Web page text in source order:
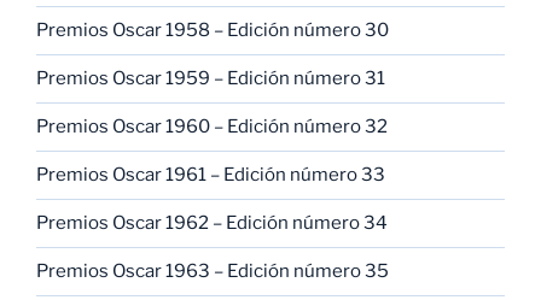
Premios Oscar 1958 – Edición número 30
Premios Oscar 1959 – Edición número 31
Premios Oscar 1960 – Edición número 32
Premios Oscar 1961 – Edición número 33
Premios Oscar 1962 – Edición número 34
Premios Oscar 1963 – Edición número 35